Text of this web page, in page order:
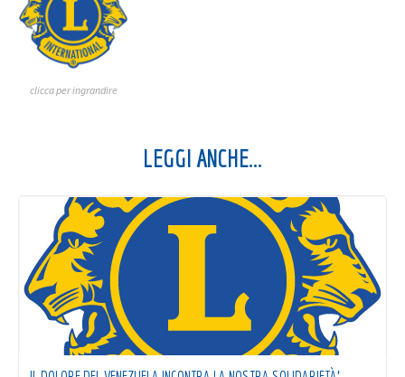
clicca per ingrandire
LEGGI ANCHE...